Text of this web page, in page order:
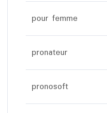
pour femme
pronateur
pronosoft